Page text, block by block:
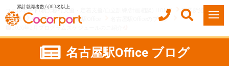
累計就職者数 6,000名以上
ココルポート(就労移行支援・定着支援/自立訓練/計画相談) HOME
事業所紹介
愛知県
名古屋市 名古屋駅Office
名古屋駅Officeのブログ
2026年2月プログラムスケジュールのご紹介
名古屋駅Office ブログ